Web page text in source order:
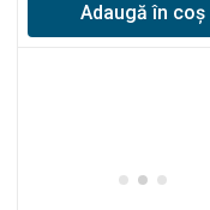
Adaugă în coș